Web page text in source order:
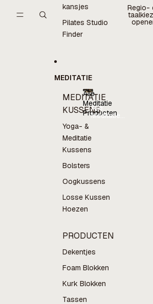
kansjes
Pilates Studio
Finder
MEDITATIE
MEDITATIE
KUSSENS
Yoga- &
Meditatie
Kussens
Bolsters
Oogkussens
Losse Kussen
Hoezen
PRODUCTEN
Dekentjes
Foam Blokken
Kurk Blokken
Tassen
Alle
Meditatie
Producten
Alle
Meditatie
Regio-